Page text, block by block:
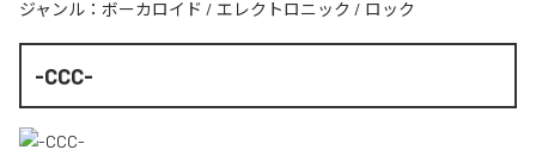
ジャンル： ボーカロイド / エレクトロニック / ロック
-CCC-